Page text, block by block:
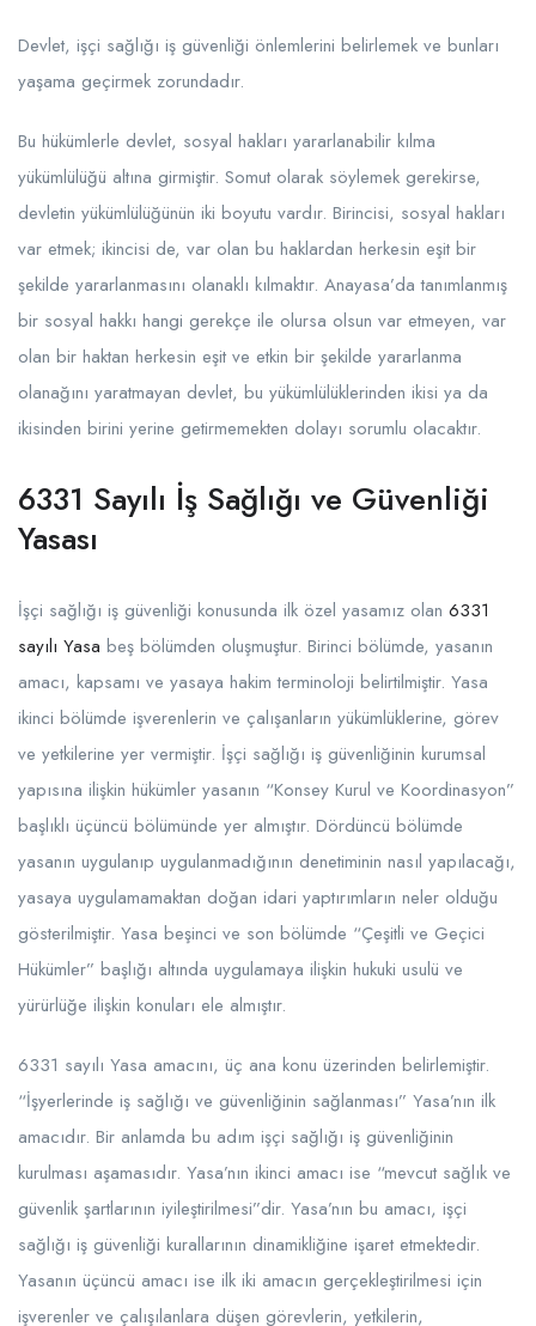
Devlet, işçi sağlığı iş güvenliği önlemlerini belirlemek ve bunları
yaşama geçirmek zorundadır.
Bu hükümlerle devlet, sosyal hakları yararlanabilir kılma
yükümlülüğü altına girmiştir. Somut olarak söylemek gerekirse,
devletin yükümlülüğünün iki boyutu vardır. Birincisi, sosyal hakları
var etmek; ikincisi de, var olan bu haklardan herkesin eşit bir
şekilde yararlanmasını olanaklı kılmaktır. Anayasa’da tanımlanmış
bir sosyal hakkı hangi gerekçe ile olursa olsun var etmeyen, var
olan bir haktan herkesin eşit ve etkin bir şekilde yararlanma
olanağını yaratmayan devlet, bu yükümlülüklerinden ikisi ya da
ikisinden birini yerine getirmemekten dolayı sorumlu olacaktır.
6331 Sayılı İş Sağlığı ve Güvenliği
Yasası
İşçi sağlığı iş güvenliği konusunda ilk özel yasamız olan 6331
sayılı Yasa beş bölümden oluşmuştur. Birinci bölümde, yasanın
amacı, kapsamı ve yasaya hakim terminoloji belirtilmiştir. Yasa
ikinci bölümde işverenlerin ve çalışanların yükümlüklerine, görev
ve yetkilerine yer vermiştir. İşçi sağlığı iş güvenliğinin kurumsal
yapısına ilişkin hükümler yasanın “Konsey Kurul ve Koordinasyon”
başlıklı üçüncü bölümünde yer almıştır. Dördüncü bölümde
yasanın uygulanıp uygulanmadığının denetiminin nasıl yapılacağı,
yasaya uygulamamaktan doğan idari yaptırımların neler olduğu
gösterilmiştir. Yasa beşinci ve son bölümde “Çeşitli ve Geçici
Hükümler” başlığı altında uygulamaya ilişkin hukuki usulü ve
yürürlüğe ilişkin konuları ele almıştır.
6331 sayılı Yasa amacını, üç ana konu üzerinden belirlemiştir.
“İşyerlerinde iş sağlığı ve güvenliğinin sağlanması” Yasa’nın ilk
amacıdır. Bir anlamda bu adım işçi sağlığı iş güvenliğinin
kurulması aşamasıdır. Yasa’nın ikinci amacı ise “mevcut sağlık ve
güvenlik şartlarının iyileştirilmesi”dir. Yasa’nın bu amacı, işçi
sağlığı iş güvenliği kurallarının dinamikliğine işaret etmektedir.
Yasanın üçüncü amacı ise ilk iki amacın gerçekleştirilmesi için
işverenler ve çalışılanlara düşen görevlerin, yetkilerin,